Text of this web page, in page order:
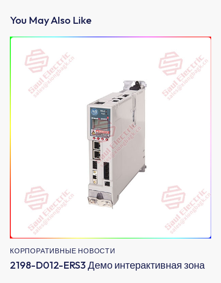
You May Also Like
КОРПОРАТИВНЫЕ НОВОСТИ
2198-D012-ERS3 Демо интерактивная зона